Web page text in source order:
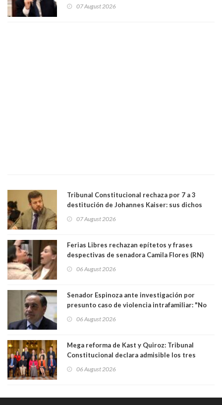
perseguir ruta del dinero y levantar secreto
07 August 2026
Tribunal Constitucional rechaza por 7 a 3
destitución de Johannes Kaiser: sus dichos
justicia constitucional porque no es diputado
07 August 2026
Ferias Libres rechazan epítetos y frases
despectivas de senadora Camila Flores (RN)
06 August 2026
Senador Espinoza ante investigación por
presunto caso de violencia intrafamiliar: "No
antecedentes a Tribunal Supremo
06 August 2026
Mega reforma de Kast y Quiroz: Tribunal
Constitucional declara admisible los tres
06 August 2026